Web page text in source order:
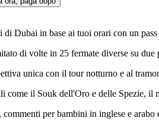
Dubai in base ai tuoi orari con un
di volte in 25 fermate diverse su
unica con il tour notturno e al
come il Souk dell'Oro e delle Spezie, il
per bambini in inglese e